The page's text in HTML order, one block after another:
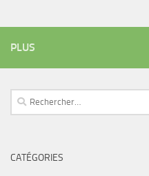
PLUS
Rechercher :
CATÉGORIES